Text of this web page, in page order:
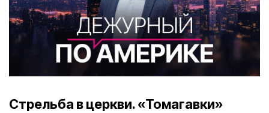
Стрельба в церкви. «Томагавки»